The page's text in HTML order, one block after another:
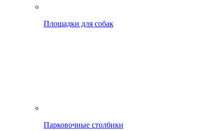
Площадки для собак
Парковочные столбики